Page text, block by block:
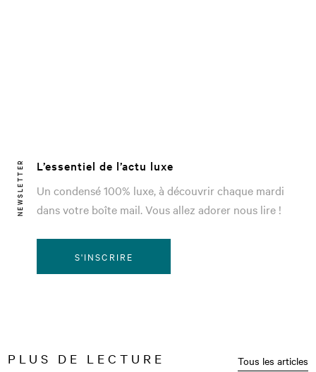
NEWSLETTER
L’essentiel de l’actu luxe
Un condensé 100% luxe, à découvrir chaque mardi
dans votre boîte mail. Vous allez adorer nous lire !
S'INSCRIRE
PLUS DE LECTURE Tous les articles